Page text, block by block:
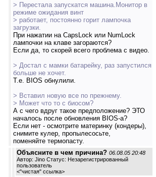
> Перестала запускатся машина.Монитор в
режиме ожидания винт
> работает, постоянно горит лампочка
загрузки.
При нажатии на CapsLock или NumLock
лампочки на клаве загораются?
Если да, то скорей всего проблема с видео.
> Достал с мамки батарейку, раз запустился
больше не хочет.
Т.е. BIOS обнулили.
> Вставил новую все по прежнему.
> Может что то с биосом?
А с чего вдруг такое предположение? ЭТО
началось после обновления BIOS-а?
Если нет - осмотрите материнку (кондеры),
снимите кулер, пропылесосьте,
поменяйте термопасту.
Объясните в чем причина? 06.08.05 20:48
Автор: Jino Статус: Незарегистрированный
пользователь
<"чистая" ссылка>